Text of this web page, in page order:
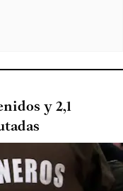
y 2,1